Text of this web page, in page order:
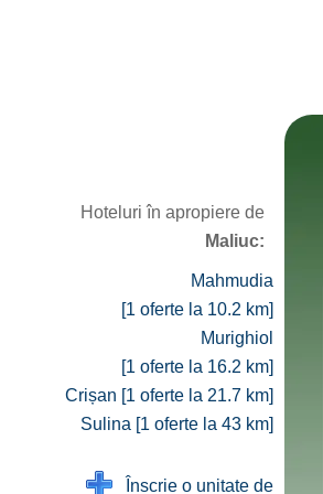
Hoteluri în apropiere de
Maliuc:
Mahmudia
[1 oferte la 10.2 km]
Murighiol
[1 oferte la 16.2 km]
Crișan [1 oferte la 21.7 km]
Sulina [1 oferte la 43 km]
Înscrie o unitate de